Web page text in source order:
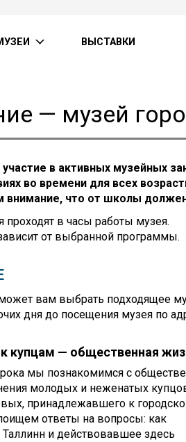
ВЫСТАВКИ
— музей
в активных музейных
во времени для всех
что от школы
проходят в часы работы музея.
от выбранной программы.
вам выбрать подходящее
дня до посещения музея по
купцам — общественная
мы познакомимся с
молодых и неженатых
принадлежавшего к
ответы на вопросы: как
и действовавшее здесь